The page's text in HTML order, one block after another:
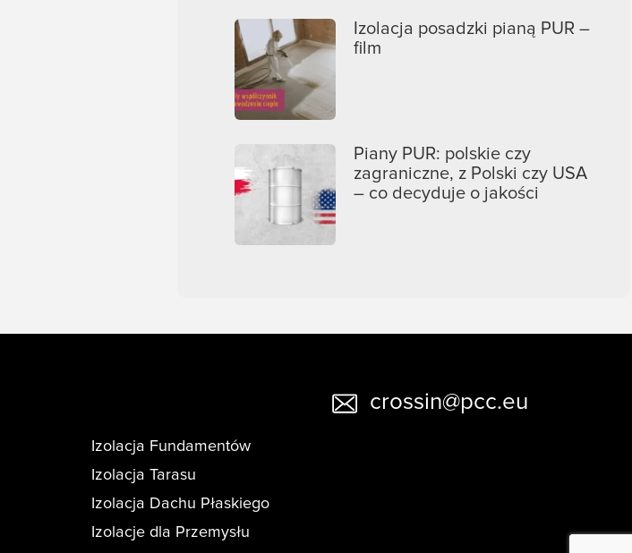
Izolacja posadzki pianą PUR –
film
Piany PUR: polskie czy
zagraniczne, z Polski czy USA
– co decyduje o jakości
Izolacja Fundamentów
Izolacja Tarasu
Izolacja Dachu Płaskiego
Izolacje dla Przemysłu
crossin@pcc.eu